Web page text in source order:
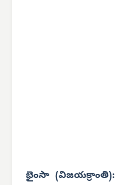
భైంసా (విజయక్రాంతి):